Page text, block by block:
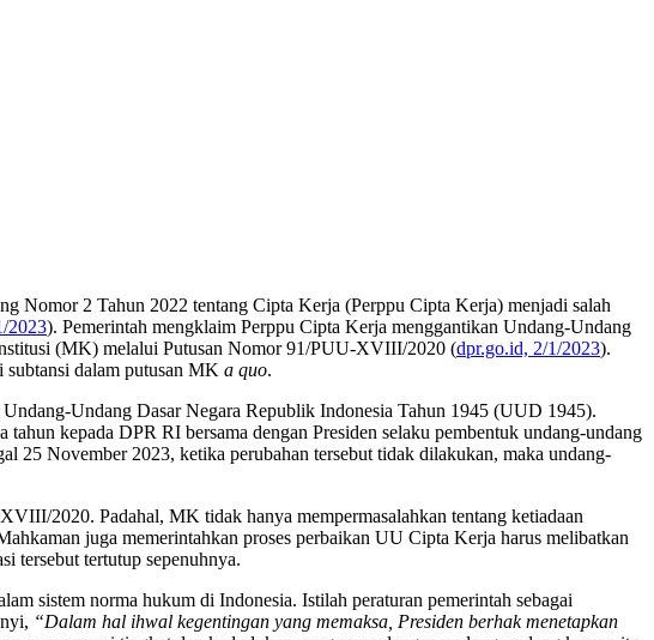
Nomor 2 Tahun 2022 tentang Cipta Kerja (Perppu Cipta Kerja) menjadi salah
2023). Pemerintah mengklaim Perppu Cipta Kerja menggantikan Undang-Undang
(MK) melalui Putusan Nomor 91/PUU-XVIII/2020 (dpr.go.id, 2/1/2023).
dalam putusan MK a quo.
Undang Dasar Negara Republik Indonesia Tahun 1945 (UUD 1945).
kepada DPR RI bersama dengan Presiden selaku pembentuk undang-undang
25 November 2023, ketika perubahan tersebut tidak dilakukan, maka undang-
2020. Padahal, MK tidak hanya mempermasalahkan tentang ketiadaan
juga memerintahkan proses perbaikan UU Cipta Kerja harus melibatkan
tersebut tertutup sepenuhnya.
sistem norma hukum di Indonesia. Istilah peraturan pemerintah sebagai
“Dalam hal ihwal kegentingan yang memaksa, Presiden berhak menetapkan